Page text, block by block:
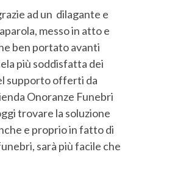
ad un dilagante e
messo in atto e
ben portato avanti
più soddisfatta dei
supporto offerti da
Onoranze Funebri
trovare la soluzione
e proprio in fatto di
sarà più facile che